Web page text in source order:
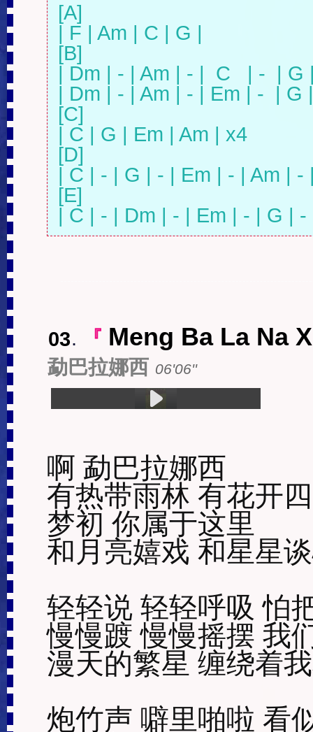
[A]
| F | Am | C | G |
[B]
| Dm | - | Am | - |  C   | -  |
| Dm | - | Am | - | Em | -  |
[C]
| C | G | Em | Am | x4
[D]
| C | - | G | - | Em | - | Am |
[E]
| C | - | Dm | - | Em | - | G | -
03. 『 Meng Ba La Na
勐巴拉娜西 06'06''
啊 勐巴拉娜西
有热带雨林 有花开
梦初 你属于这里
和月亮嬉戏 和星星
轻轻说 轻轻呼吸 怕
慢慢踱 慢慢摇摆 我
漫天的繁星 缠绕着
炮竹声 噼里啪啦 看